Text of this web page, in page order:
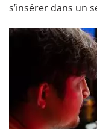
s’insérer dans un